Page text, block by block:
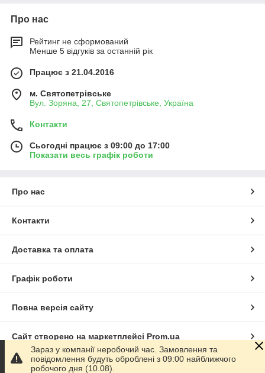
Про нас
Рейтинг не сформований
Менше 5 відгуків за останній рік
Працює з 21.04.2016
м. Святопетрівське
Вул. Зоряна, 27, Святопетрівське, Україна
Контакти
Сьогодні працює з 09:00 до 17:00
Показати весь графік роботи
Про нас
Контакти
Доставка та оплата
Графік роботи
Повна версія сайту
Сайт створено на маркетплейсі Prom.ua
Політика конфіденційності
Зараз у компанії неробочий час. Замовлення та
повідомлення будуть оброблені з 09:00 найближчого
робочого дня (10.08).